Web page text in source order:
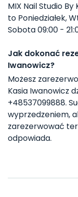
MIX Nail Studio
to Poniedziałek,
Sobota 09:00 -
Jak dokonać
Iwanowicz?
Możesz
Kasia Iwanowicz
+48537099888.
wyprzedzeniem,
zarezerwować
odpowiada.